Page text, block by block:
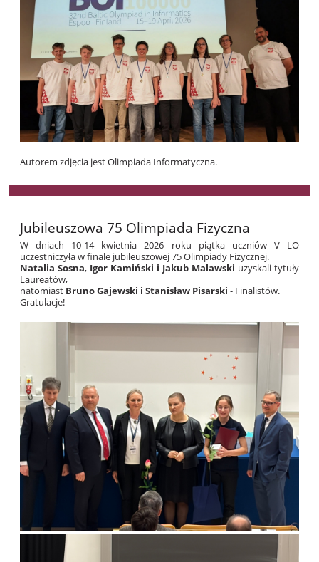
Autorem zdjęcia jest Olimpiada Informatyczna.
Jubileuszowa 75 Olimpiada Fizyczna
W dniach 10-14 kwietnia 2026 roku piątka uczniów V LO
uczestniczyła w finale jubileuszowej 75 Olimpiady Fizycznej.
Natalia Sosna, Igor Kamiński i Jakub Malawski uzyskali tytuły
Laureatów,
natomiast Bruno Gajewski i Stanisław Pisarski - Finalistów.
Gratulacje!